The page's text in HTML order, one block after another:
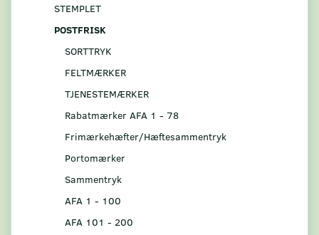
STEMPLET
POSTFRISK
SORTTRYK
FELTMÆRKER
TJENESTEMÆRKER
Rabatmærker AFA 1 - 78
Frimærkehæfter/Hæftesammentryk
Portomærker
Sammentryk
AFA 1 - 100
AFA 101 - 200